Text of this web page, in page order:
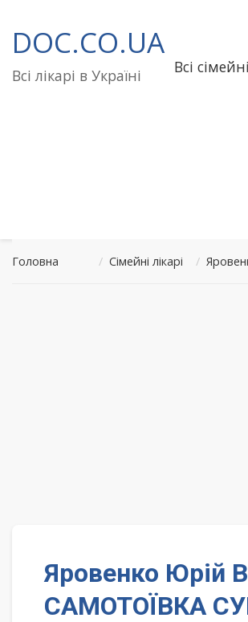
до
вмісту
DOC.CO.UA
Всі лікарі в Україні Всі
Головна / Сімейні лікарі /
Яровенко Юрій
САМОТОЇВКА